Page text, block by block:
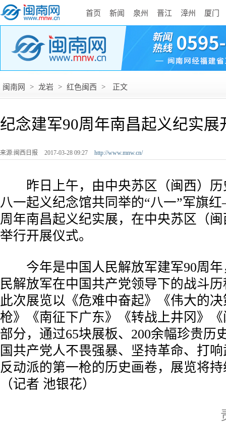
首页 新闻 泉州 晋江 漳州 厦门
闽南网 > 龙岩 > 红色闽西 > 正文
纪念建军90周年南昌起义纪实展
来源:闽西日报 2017-03-28 09:27 http://www.mnw.cn/
昨日上午，由中央苏区（闽西）历
八一起义纪念馆共同举的“八一”军旗
周年南昌起义纪实展，在中央苏区（
举行开展仪式。
今年是中国人民解放军建军90周年
民解放军在中国共产党领导下的战斗
此次展览以《危难中奋起》《伟大的
枪》《南征下广东》《转战上井冈》
部分，通过65块展板、200余幅珍贵历
国共产党人不畏强暴、坚持革命、打
反动派的第一枪的历史画卷，展览将
（记者 池银花）